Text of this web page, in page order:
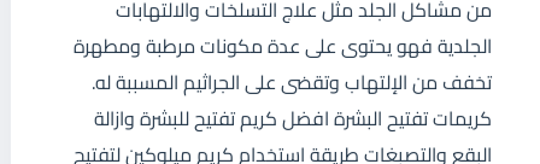
من مشاكل الجلد مثل علاج التسلخات والالتهابات
الجلدية فهو يحتوى على عدة مكونات مرطبة ومطهرة
تخفف من الإلتهاب وتقضى على الجراثيم المسببة له.
كريمات تفتيح البشرة افضل كريم تفتيح للبشرة وازالة
البقع والتصبغات طريقة استخدام كريم ميلوكين لتفتيح